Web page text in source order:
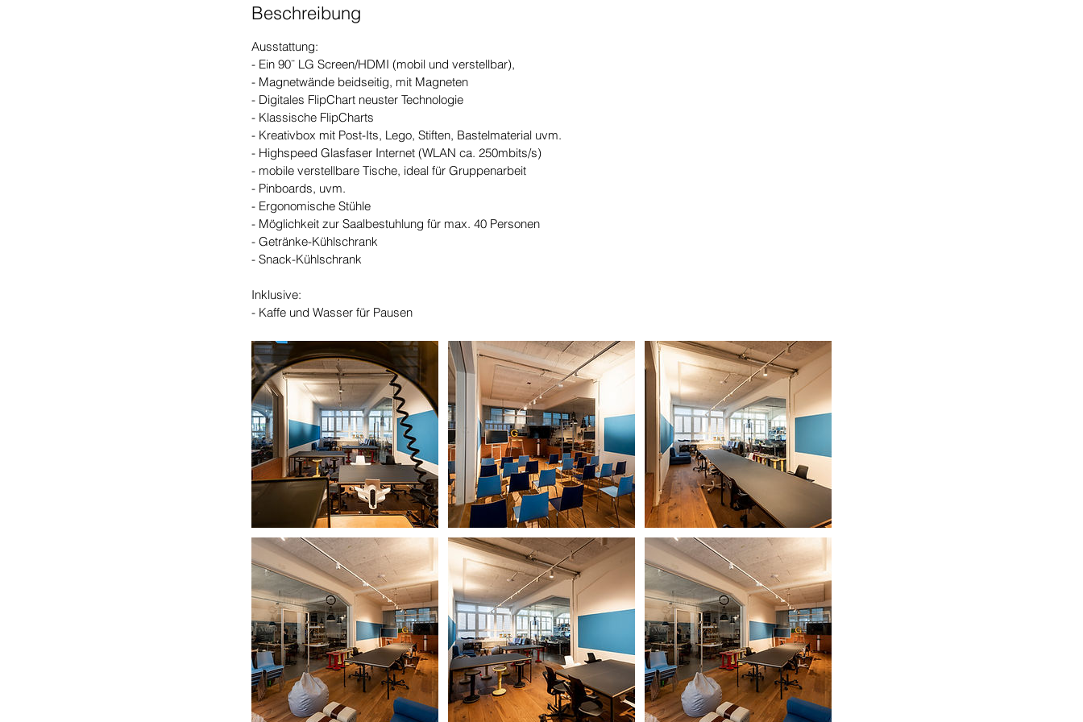
Beschreibung
Ausstattung:
- Ein 90¨ LG Screen/HDMI (mobil und verstellbar),
- Magnetwände beidseitig, mit Magneten
- Digitales FlipChart neuster Technologie
- Klassische FlipCharts
- Kreativbox mit Post-Its, Lego, Stiften, Bastelmaterial uvm.
- Highspeed Glasfaser Internet (WLAN ca. 250mbits/s)
- mobile verstellbare Tische, ideal für Gruppenarbeit
- Pinboards, uvm.
- Ergonomische Stühle
- Möglichkeit zur Saalbestuhlung für max. 40 Personen
- Getränke-Kühlschrank
- Snack-Kühlschrank
Inklusive:
- Kaffe und Wasser für Pausen